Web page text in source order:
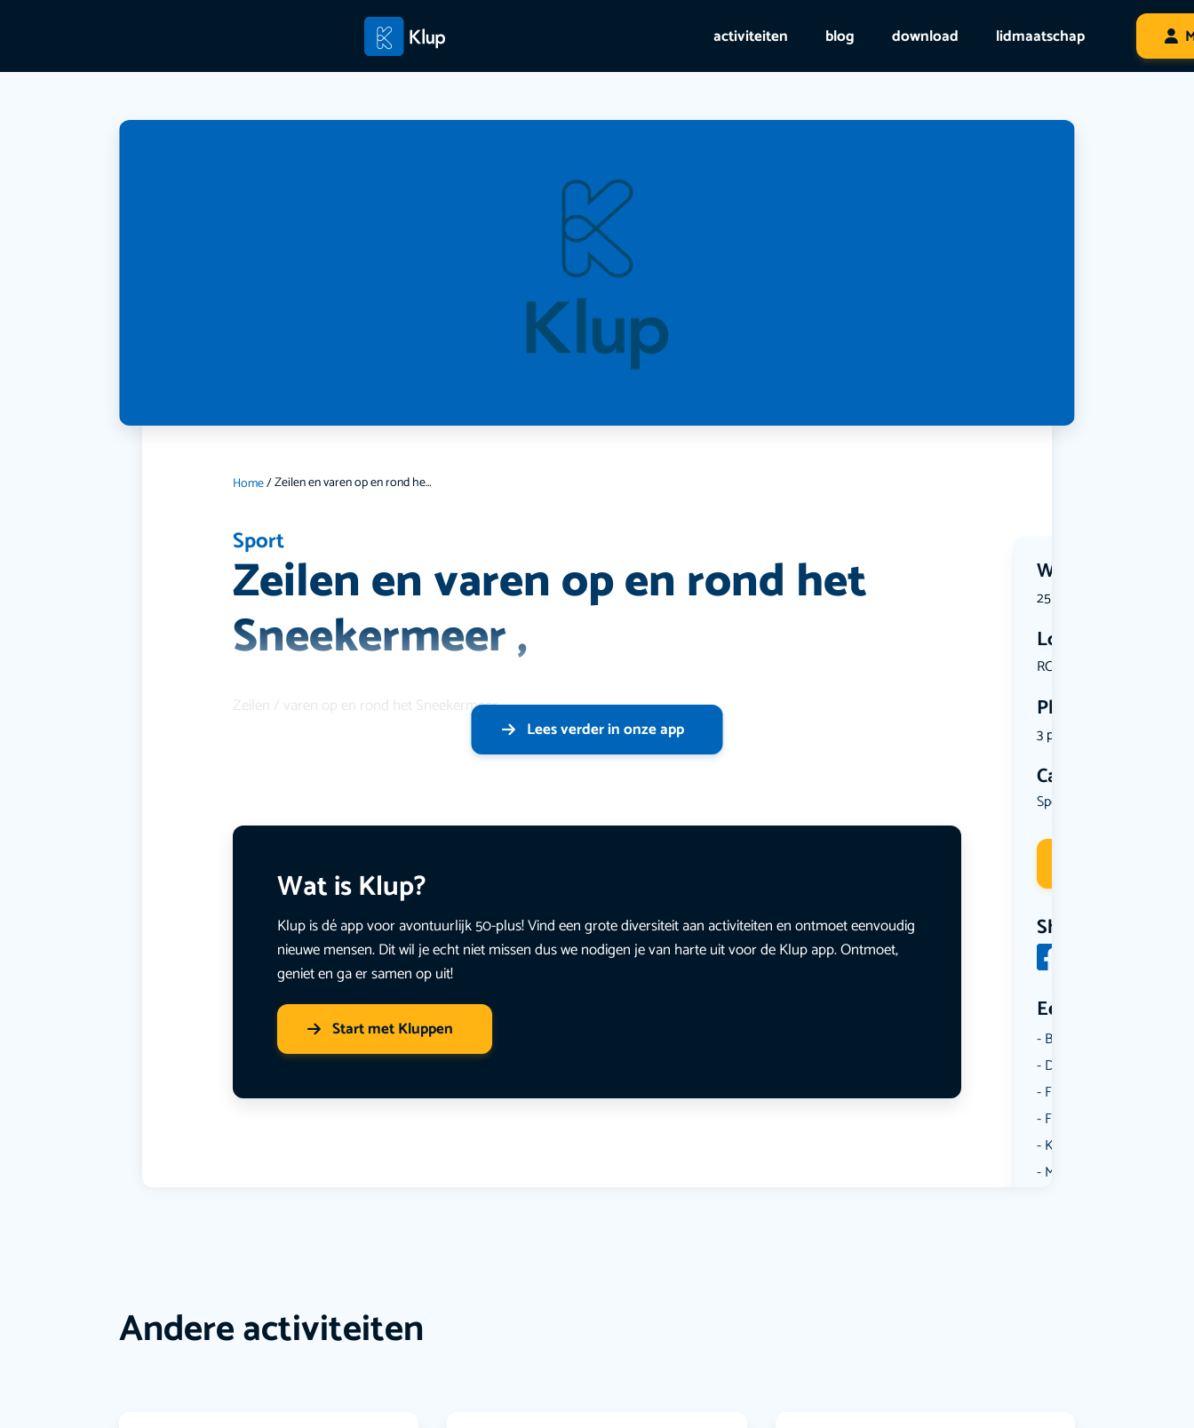
activiteiten blog download lidmaatschap
Home/ Zeilen en varen op en rond het Sneekermeer ,
Sport
Zeilen en varen op en rond het
Sneekermeer ,
Wanneer?
25 June 2026 | 11:00
Locatie
RCN de po...
Plekken
3 plekken beschikbaar
Categorie
Sport
Share
Een aantal
Borrelen
Dansen
Fietsen
Film
Kunst & Cultuur
Muziek
Zeilen / varen op en rond het Sneekermeer
Lees verder in onze app
Wat is Klup?
Klup is dé app voor avontuurlijk 50-plus! Vind een grote diversiteit aan activiteiten en ontmoet eenvoudig
nieuwe mensen. Dit wil je echt niet missen dus we nodigen je van harte uit voor de Klup app. Ontmoet,
geniet en ga er samen op uit!
Start met Kluppen
Andere activiteiten